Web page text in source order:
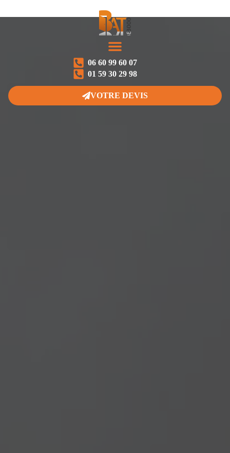
06 60 99 60 07
01 59 30 29 98
VOTRE DEVIS